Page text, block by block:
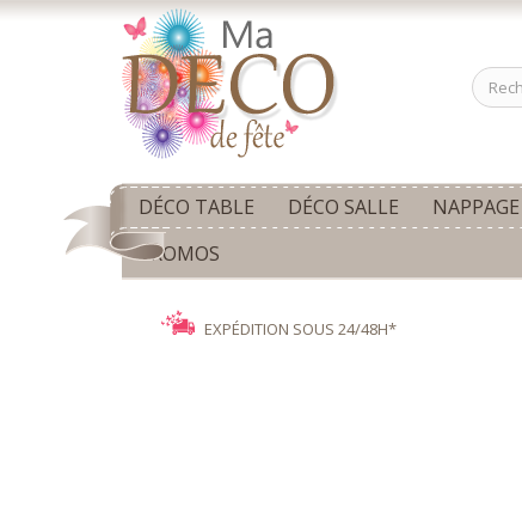
DÉCO TABLE DÉCO SALLE NAPPAGE
PROMOS
EXPÉDITION SOUS 24/48H*